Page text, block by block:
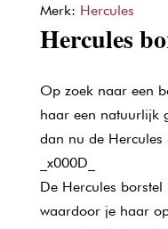
Merk: Hercules
Hercules
Op zoek naar een
haar een natuurlijk
dan nu de Hercules
_x000D_
De Hercules
waardoor je haar